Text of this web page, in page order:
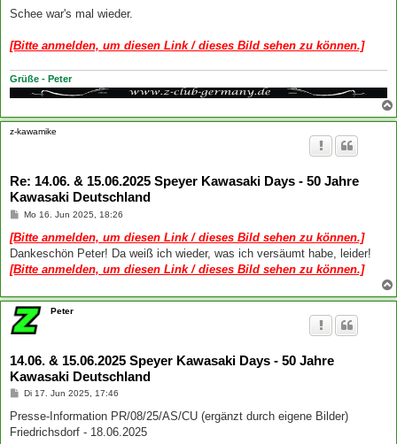
Schee war's mal wieder.
[Bitte anmelden, um diesen Link / dieses Bild sehen zu können.]
Grüße - Peter
z-kawamike
Re: 14.06. & 15.06.2025 Speyer Kawasaki Days - 50 Jahre
Kawasaki Deutschland
B
i
t
r
a
g
Mo 16. Jun 2025, 18:26
[Bitte anmelden, um diesen Link / dieses Bild sehen zu können.]
Dankeschön Peter! Da weiß ich wieder, was ich versäumt habe, leider!
[Bitte anmelden, um diesen Link / dieses Bild sehen zu können.]
Peter
14.06. & 15.06.2025 Speyer Kawasaki Days - 50 Jahre
Kawasaki Deutschland
B
i
r
Di 17. Jun 2025, 17:46
Presse-Information PR/08/25/AS/CU (ergänzt durch eigene Bilder)
Friedrichsdorf - 18.06.2025